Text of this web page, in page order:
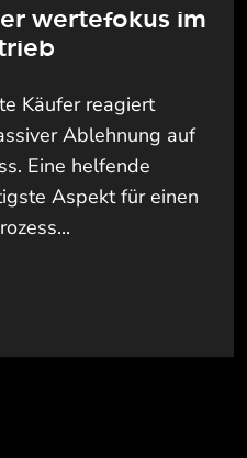
wertefokus im
Käufer reagiert
Ablehnung auf
Eine helfende
Aspekt für einen